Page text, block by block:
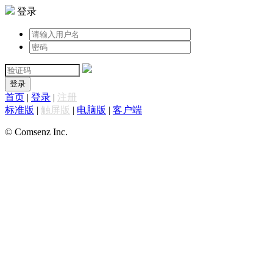
登录
登录
首页 | 登录 | 注册
标准版 | 触屏版 | 电脑版 | 客户端
© Comsenz Inc.